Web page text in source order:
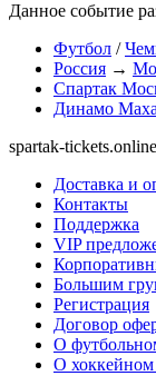
Данное событие
Футбол /
Россия →
Спартак
Динамо
spartak-tickets.online
Доставка и
Контакты
Поддержка
VIP
Большим
Регистрация
Договор
О
О хоккейном